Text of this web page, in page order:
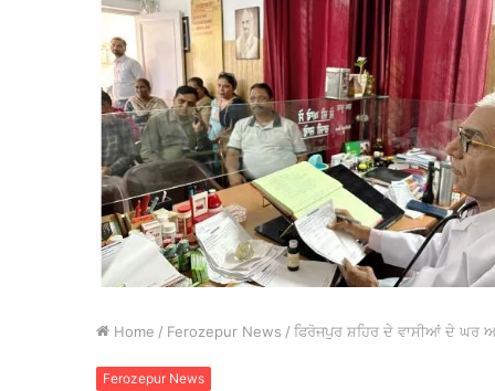
Home / Ferozepur News / ਫਿਰੋਜਪੁਰ ਸ਼ਹਿਰ ਦੇ ਵਾਸੀਆਂ ਦੇ ਘਰ
Ferozepur News